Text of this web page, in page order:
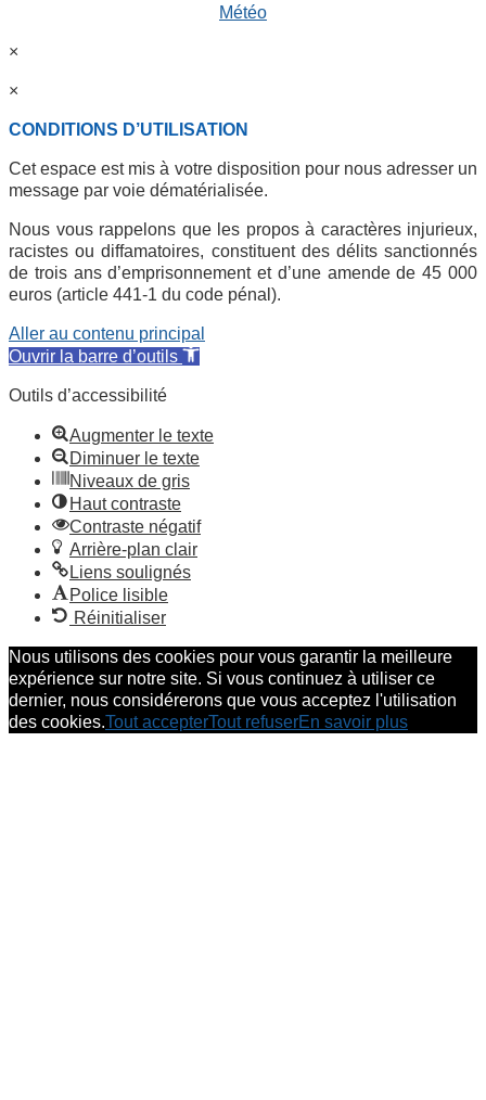
Météo
×
×
CONDITIONS D’UTILISATION
Cet espace est mis à votre disposition pour nous adresser un
message par voie dématérialisée.
Nous vous rappelons que les propos à caractères injurieux,
racistes ou diffamatoires, constituent des délits sanctionnés
de trois ans d’emprisonnement et d’une amende de 45 000
euros (article 441-1 du code pénal).
Aller au contenu principal
Ouvrir la barre d’outils
Outils d’accessibilité
Augmenter le texte
Diminuer le texte
Niveaux de gris
Haut contraste
Contraste négatif
Arrière-plan clair
Liens soulignés
Police lisible
Réinitialiser
Nous utilisons des cookies pour vous garantir la meilleure
expérience sur notre site. Si vous continuez à utiliser ce
dernier, nous considérerons que vous acceptez l'utilisation
des cookies.Tout accepterTout refuserEn savoir plus